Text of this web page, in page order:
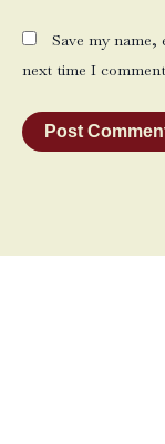
Save my
next time I